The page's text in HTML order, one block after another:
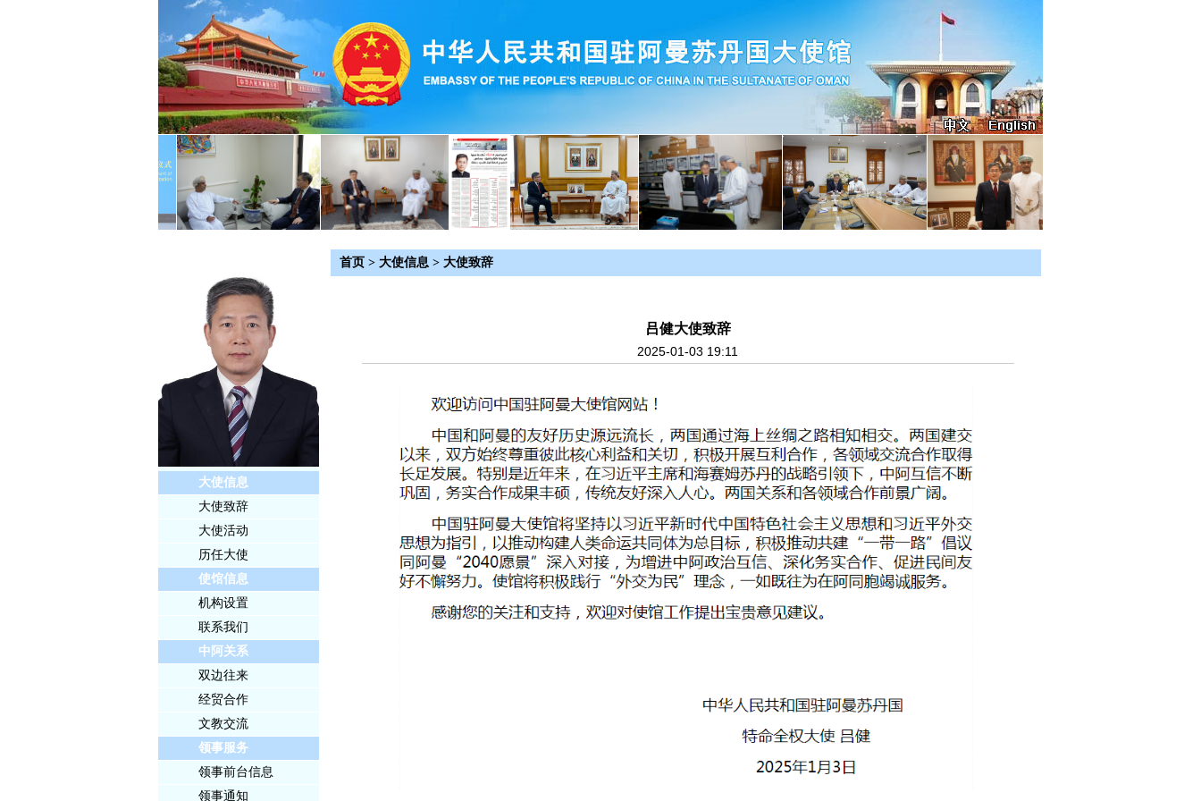
大使信息
大使致辞
大使活动
历任大使
使馆信息
机构设置
联系我们
中阿关系
双边往来
经贸合作
文教交流
领事服务
领事前台信息
领事通知
首页 > 大使信息 > 大使致辞
吕健大使致辞
2025-01-03 19:11